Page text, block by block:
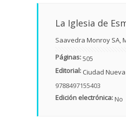
La Iglesia de
Saavedra Monroy SA,
Páginas:505
Editorial: Ciudad Nueva
9788497155403
Edición electrónica:No